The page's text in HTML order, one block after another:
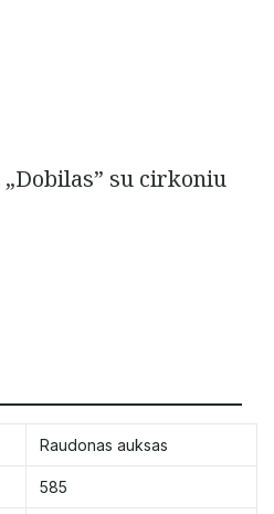
su cirkoniu
Raudonas auksas
585